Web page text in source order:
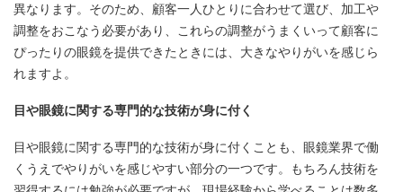
異なります。そのため、顧客一人ひとりに合わせて選び、加工や
調整をおこなう必要があり、これらの調整がうまくいって顧客に
ぴったりの眼鏡を提供できたときには、大きなやりがいを感じら
れますよ。
目や眼鏡に関する専門的な技術が身に付く
目や眼鏡に関する専門的な技術が身に付くことも、眼鏡業界で働
くうえでやりがいを感じやすい部分の一つです。もちろん技術を